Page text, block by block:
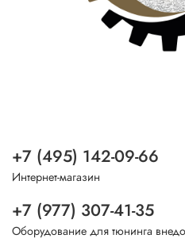
+7 (495) 142-09-66
Интернет-магазин
+7 (977) 307-41-35
Оборудование для тюнинга